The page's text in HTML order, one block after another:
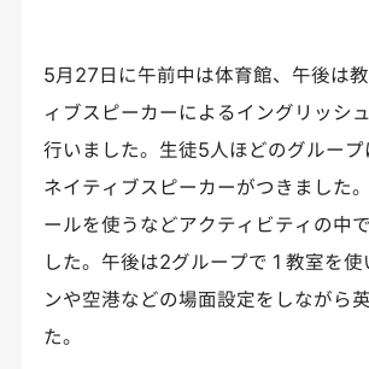
5月27日に午前中は体育館、午後は
ィブスピーカーによるイングリッシ
行いました。生徒5人ほどのグループ
ネイティブスピーカーがつきました
ールを使うなどアクティビティの中
した。午後は2グループで１教室を使
ンや空港などの場面設定をしながら
た。